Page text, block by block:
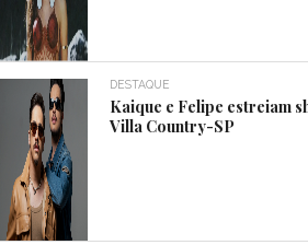
DESTAQUE
Kaique e Felipe estreiam
Villa Country-SP